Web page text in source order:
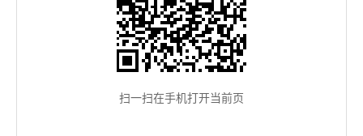
扫一扫在手机打开当前页